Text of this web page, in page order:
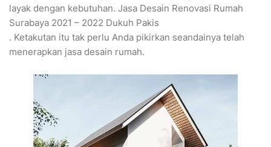
layak dengan kebutuhan. Jasa Desain Renovasi Rumah
Surabaya 2021 – 2022 Dukuh Pakis
. Ketakutan itu tak perlu Anda pikirkan seandainya telah
menerapkan jasa desain rumah.